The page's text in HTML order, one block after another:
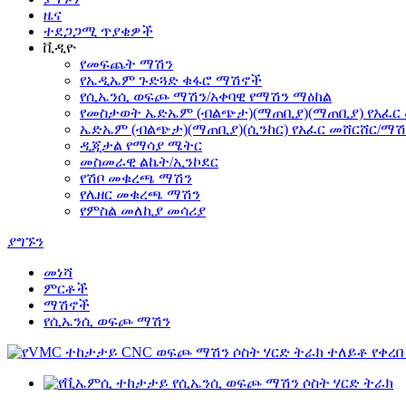
ዜና
ተደጋጋሚ ጥያቄዎች
ቪዲዮ
የመፍጨት ማሽን
የኤዲኤም ጉድጓድ ቁፋሮ ማሽኖች
የሲኤንሲ ወፍጮ ማሽን/አቀባዊ የማሽን ማዕከል
የመስታወት ኤድኤም (ብልጭታ)(ማጠቢያ)(ማጠቢያ) የአፈር
ኤድኤም (ብልጭታ)(ማጠቢያ)(ሲንከር) የአፈር መሸርሸር/
ዲጂታል የማሳያ ሜትር
መስመራዊ ልኬት/ኢንኮደር
የሽቦ መቁረጫ ማሽን
የሌዘር መቁረጫ ማሽን
የምስል መለኪያ መሳሪያ
ያግኙን
መነሻ
ምርቶች
ማሽኖች
የሲኤንሲ ወፍጮ ማሽን